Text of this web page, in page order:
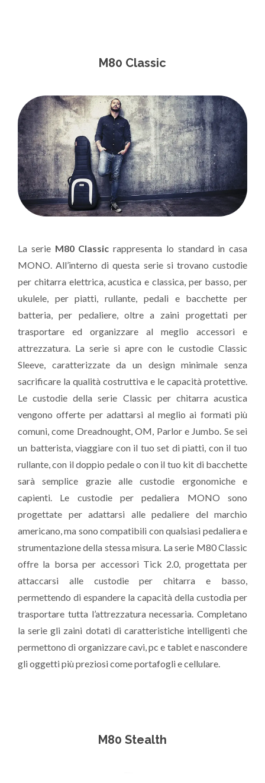
M80 Classic
La serie M80 Classic rappresenta lo standard in casa
MONO. All’interno di questa serie si trovano custodie
per chitarra elettrica, acustica e classica, per basso, per
ukulele, per piatti, rullante, pedali e bacchette per
batteria, per pedaliere, oltre a zaini progettati per
trasportare ed organizzare al meglio accessori e
attrezzatura. La serie si apre con le custodie Classic
Sleeve, caratterizzate da un design minimale senza
sacrificare la qualità costruttiva e le capacità protettive.
Le custodie della serie Classic per chitarra acustica
vengono offerte per adattarsi al meglio ai formati più
comuni, come Dreadnought, OM, Parlor e Jumbo. Se sei
un batterista, viaggiare con il tuo set di piatti, con il tuo
rullante, con il doppio pedale o con il tuo kit di bacchette
sarà semplice grazie alle custodie ergonomiche e
capienti. Le custodie per pedaliera MONO sono
progettate per adattarsi alle pedaliere del marchio
americano, ma sono compatibili con qualsiasi pedaliera e
strumentazione della stessa misura. La serie M80 Classic
offre la borsa per accessori Tick 2.0, progettata per
attaccarsi alle custodie per chitarra e basso,
permettendo di espandere la capacità della custodia per
trasportare tutta l’attrezzatura necessaria. Completano
la serie gli zaini dotati di caratteristiche intelligenti che
permettono di organizzare cavi, pc e tablet e nascondere
gli oggetti più preziosi come portafogli e cellulare.
M80 Stealth